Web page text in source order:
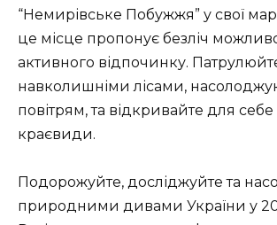
“Немирівське Побужжя” у свої
це місце пропонує безліч
активного відпочинку.
навколишніми лісами,
повітрям, та відкривайте для себе
краєвиди.
Подорожуйте, досліджуйте та
природними дивами України у